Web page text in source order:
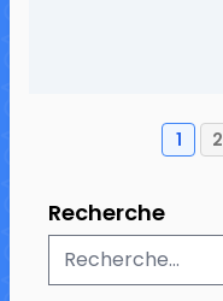
1 2
Recherche